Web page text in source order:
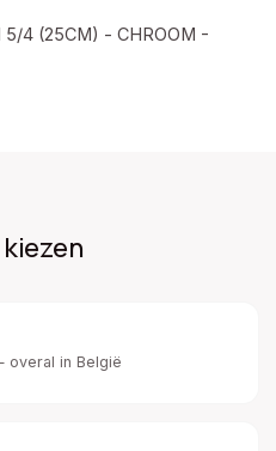
5/4 (25CM) - CHROOM -
overal in België